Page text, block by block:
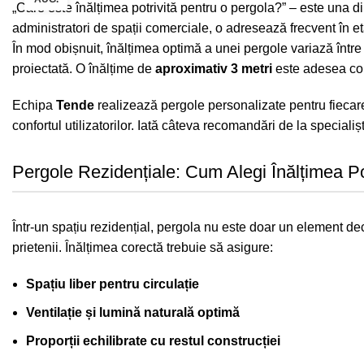
„Care este înălțimea potrivită pentru o pergola?” – este una
administratori de spații comerciale, o adresează frecvent în
În mod obișnuit, înălțimea optimă a unei pergole variază între
proiectată. O înălțime de aproximativ 3 metri este adesea
Echipa Tende realizează pergole personalizate pentru
confortul utilizatorilor. Iată câteva recomandări de la
Pergole Rezidențiale: Cum Alegi Înălțimea
Într-un spațiu rezidențial, pergola nu este doar un element
prietenii. Înălțimea corectă trebuie să asigure:
Spațiu liber pentru circulație
Ventilație și lumină naturală optimă
Proporții echilibrate cu restul construcției